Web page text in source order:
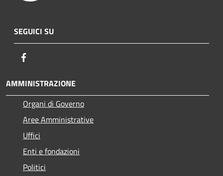
SEGUICI SU
AMMINISTRAZIONE
Organi di Governo
Aree Amministrative
Uffici
Enti e fondazioni
Politici